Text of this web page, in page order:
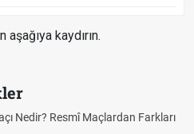
kaydırın.
Farkları
Puan Durumunda